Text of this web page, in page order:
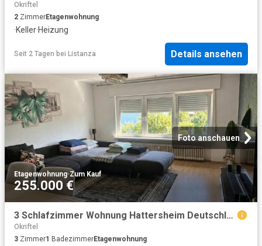
Okriftel
2 ZimmerEtagenwohnung
·Keller·Heizung
Seit 2 Tagen bei Listanza Details ansehen
Foto anschauen
Etagenwohnung·Zum Kauf
255.000 €
3 Schlafzimmer Wohnung Hattersheim Deutschland 104536975
Okriftel
3 Zimmer1 BadezimmerEtagenwohnung